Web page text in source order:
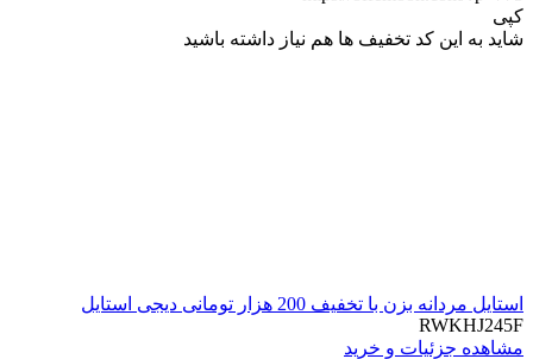
کپی
شاید به این کد تخفیف ها هم نیاز داشته باشید
استایل مردانه بزن با تخفیف 200 هزار تومانی دیجی استایل
RWKHJ245F
مشاهده جزئیات و خرید